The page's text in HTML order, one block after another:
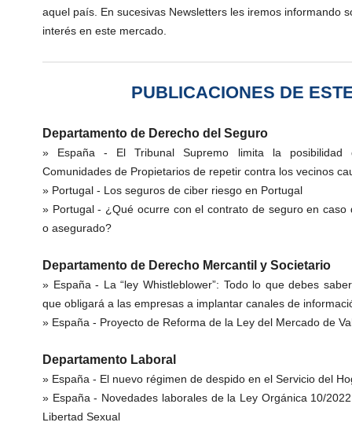
aquel país. En sucesivas Newsletters les iremos informando
interés en este mercado.
PUBLICACIONES DE
Departamento de Derecho del Seguro
» España -
El Tribunal Supremo limita la
Comunidades de Propietarios de repetir contra los vecinos
» Portugal - Los seguros de ciber riesgo en Portugal
» Portugal - ¿Qué ocurre con el contrato de seguro en caso
o asegurado?
Departamento de Derecho Mercantil y Societario
» España - La “ley Whistleblower”: Todo lo que debes
que obligará a las empresas a implantar canales de
» España - Proyecto de Reforma de la Ley del Mercado de
Departamento Laboral
» España - El nuevo régimen de despido en el Servicio del
» España - Novedades laborales de la Ley Orgánica 10/
Libertad Sexual